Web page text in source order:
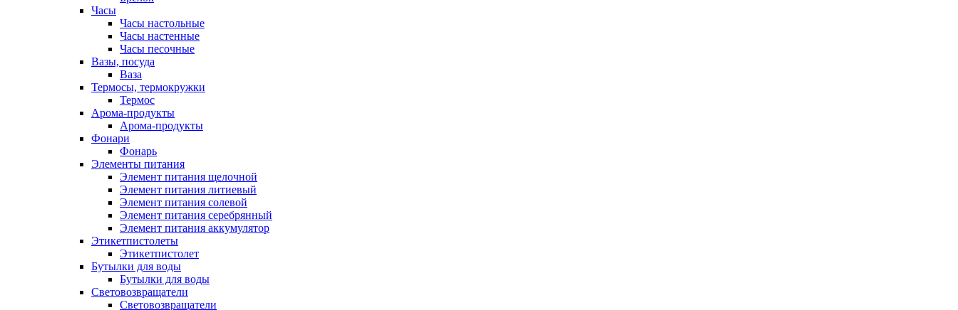
Часы
Часы настольные
Часы настенные
Часы песочные
Вазы, посуда
Ваза
Термосы, термокружки
Термос
Арома-продукты
Арома-продукты
Фонари
Фонарь
Элементы питания
Элемент питания щелочной
Элемент питания литиевый
Элемент питания солевой
Элемент питания серебрянный
Элемент питания аккумулятор
Этикетпистолеты
Этикетпистолет
Бутылки для воды
Бутылки для воды
Световозвращатели
Световозвращатели